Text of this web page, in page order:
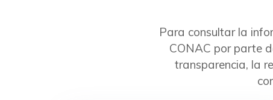
Para consultar la
CONAC por parte
transparencia, la